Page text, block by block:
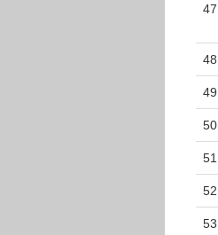
47.
48.
49.
50.
51.
52.
53.